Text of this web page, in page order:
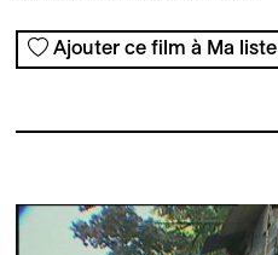
Ajouter ce film à Ma liste